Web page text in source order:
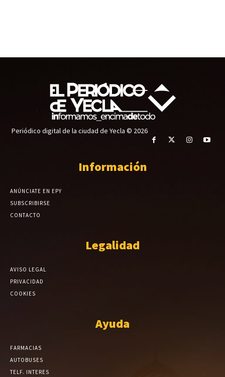
Periódico digital de la ciudad de Yecla © 2026
Información
ANÚNCIATE EN EPY
SUBSCRIBIRSE
CONTACTO
Legalidad
AVISO LEGAL
PRIVACIDAD
COOKIES
Ayuda
FARMACIAS
AUTOBUSES
TELF. INTERES